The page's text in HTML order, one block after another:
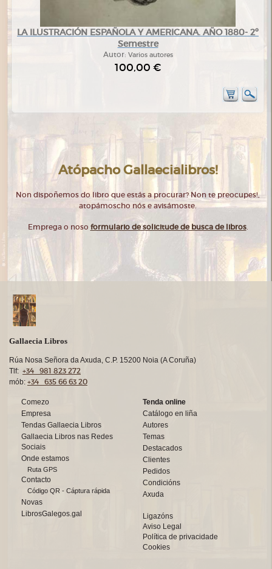
LA ILUSTRACIÓN ESPAÑOLA Y AMERICANA. AÑO 1880- 2º
Semestre
Autor: Varios autores
100,00 €
Atópacho Gallaecialibros!
Non dispoñemos do libro que estás a procurar? Non te preocupes!,
atopámoscho nós e avisámoste.
Emprega o noso formulario de solicitude de busca de libros.
Gallaecia Libros
Rúa Nosa Señora da Axuda, C.P. 15200 Noia (A Coruña)
Tlf: +34 981 823 272
mób: +34 635 66 63 20
Comezo
Empresa
Tendas Gallaecia Libros
Gallaecia Libros nas Redes
Sociais
Onde estamos
Ruta GPS
Contacto
Código QR - Cáptura rápida
Novas
LibrosGalegos.gal
Tenda online
Catálogo en liña
Autores
Temas
Destacados
Clientes
Pedidos
Condicións
Axuda
Ligazóns
Aviso Legal
Política de privacidade
Cookies